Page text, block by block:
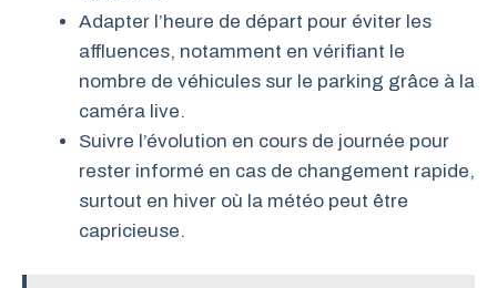
Adapter l’heure de départ pour éviter les
affluences, notamment en vérifiant le
nombre de véhicules sur le parking grâce à la
caméra live.
Suivre l’évolution en cours de journée pour
rester informé en cas de changement rapide,
surtout en hiver où la météo peut être
capricieuse.